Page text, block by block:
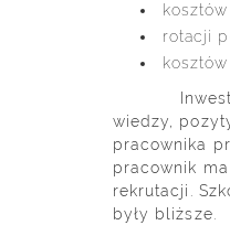
rotacji
Inwestycja
wiedzy,
pracownika
pracownik
rekrutacji.
były bliższe.